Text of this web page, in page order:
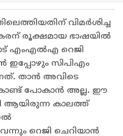
വിമര്‍ശിച്ച
രൂക്ഷമായ ഭാഷയിൽ
എംഎൽഎ റെജി
ഇപ്പോഴും സിപിഎം
താൻ അവിടെ
പോകാൻ അല്ല. ഈ
ആയിരുന്ന കാലത്ത്
റെജി ചെറിയാൻ